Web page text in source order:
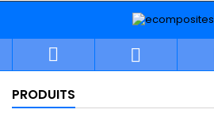
 
PRODUITS